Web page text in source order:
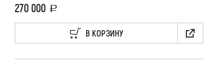
270 000
В КОРЗИНУ